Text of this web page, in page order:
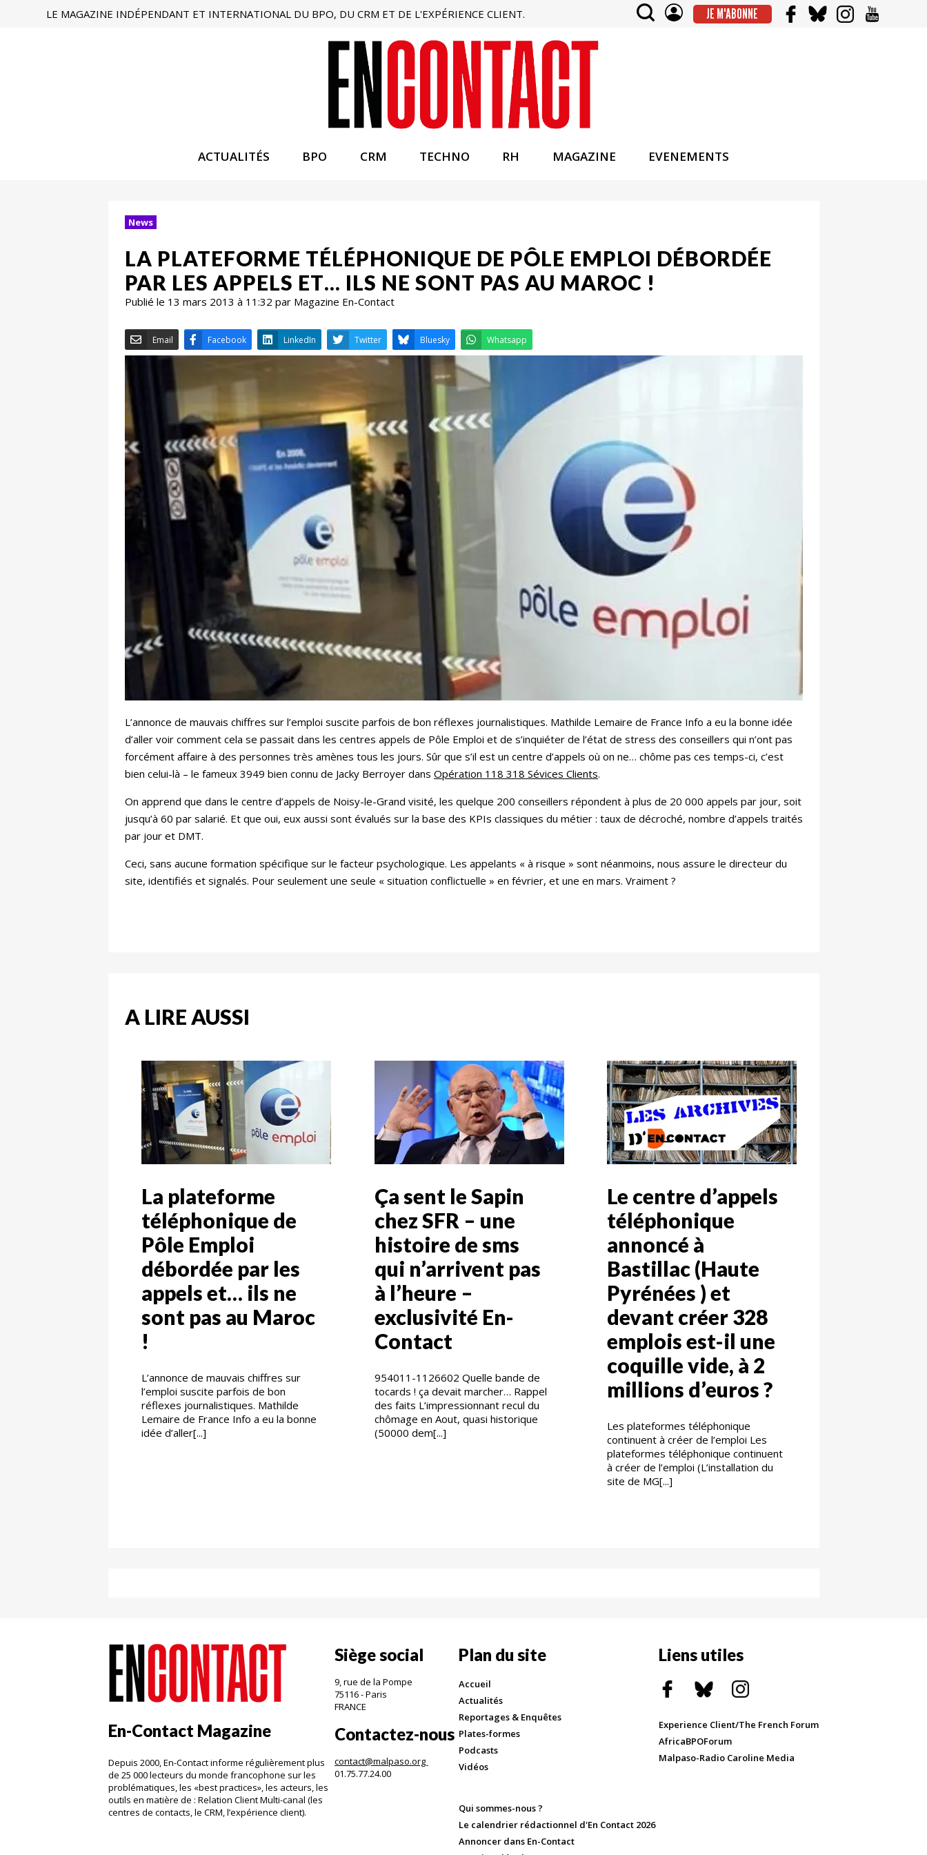
LE MAGAZINE INDÉPENDANT ET INTERNATIONAL DU BPO, DU CRM ET DE L'EXPÉRIENCE CLIENT. JE M'ABONNE
ACTUALITÉS BPO CRM TECHNO RH MAGAZINE EVENEMENTS
News
LA PLATEFORME TÉLÉPHONIQUE DE PÔLE EMPLOI DÉBORDÉE
PAR LES APPELS ET… ILS NE SONT PAS AU MAROC !
Publié le 13 mars 2013 à 11:32 par Magazine En-Contact
Email Facebook LinkedIn Twitter Bluesky
L’annonce de mauvais chiffres sur l’emploi suscite parfois de bon réflexes journalistiques. Mathilde Lemaire de France Info a eu la bonne idée
d’aller voir comment cela se passait dans les centres appels de Pôle Emploi et de s’inquiéter de l’état de stress des conseillers qui n’ont pas
forcément affaire à des personnes très amènes tous les jours. Sûr que s’il est un centre d’appels où on ne… chôme pas ces temps-ci, c’est
bien celui-là – le fameux 3949 bien connu de Jacky Berroyer dans Opération 118 318 Sévices Clients.
On apprend que dans le centre d’appels de Noisy-le-Grand visité, les quelque 200 conseillers répondent à plus de 20 000 appels par jour, soit
jusqu’à 60 par salarié. Et que oui, eux aussi sont évalués sur la base des KPIs classiques du métier : taux de décroché, nombre d’appels traités
par jour et DMT.
Ceci, sans aucune formation spécifique sur le facteur psychologique. Les appelants « à risque » sont néanmoins, nous assure le directeur du
site, identifiés et signalés. Pour seulement une seule « situation conflictuelle » en février, et une en mars. Vraiment ?
A LIRE AUSSI
La plateforme
téléphonique de
Pôle Emploi
débordée par les
appels et… ils ne
sont pas au Maroc
!
L’annonce de mauvais chiffres sur
l’emploi suscite parfois de bon
réflexes journalistiques. Mathilde
Lemaire de France Info a eu la bonne
idée d’aller[...]
Ça sent le Sapin
chez SFR – une
histoire de sms
qui n’arrivent pas
à l’heure –
exclusivité En-
Contact
954011-1126602 Quelle bande de
tocards ! ça devait marcher… Rappel
des faits L’impressionnant recul du
chômage en Aout, quasi historique
(50000 dem[...]
Le centre d’appels
téléphonique
annoncé à
Bastillac (Haute
Pyrénées ) et
devant créer 328
emplois est-il une
coquille vide, à 2
millions d’euros ?
Les plateformes téléphonique
continuent à créer de l’emploi Les
plateformes téléphonique continuent
à créer de l’emploi (L’installation du
site de MG[...]
En-Contact Magazine
Depuis 2000, En-Contact informe régulièrement plus
de 25 000 lecteurs du monde francophone sur les
problématiques, les «best practices», les acteurs, les
outils en matière de : Relation Client Multi-canal (les
centres de contacts, le CRM, l’expérience client).
Siège social
9, rue de la Pompe
75116 - Paris
FRANCE
Contactez-nous
contact@malpaso.org
01.75.77.24.00
Plan du site
Accueil
Actualités
Reportages & Enquêtes
Plates-formes
Podcasts
Vidéos
Qui sommes-nous ?
Le calendrier rédactionnel d'En Contact 2026
Annoncer dans En-Contact
Liens utiles
Experience Client/The French Forum
AfricaBPOForum
Malpaso-Radio Caroline Media